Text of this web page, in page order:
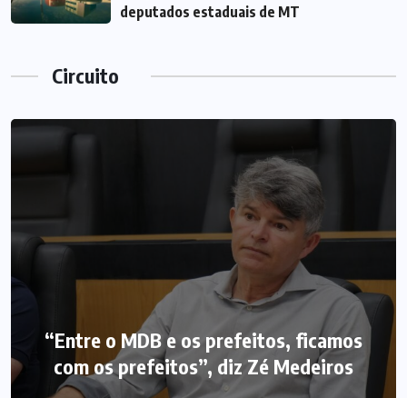
deputados estaduais de MT
Circuito
“Entre o MDB e os prefeitos, ficamos
com os prefeitos”, diz Zé Medeiros